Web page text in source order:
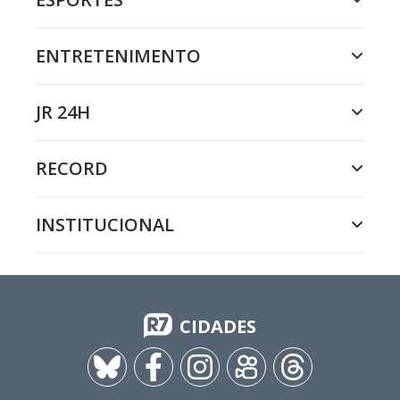
ENTRETENIMENTO
JR 24H
RECORD
INSTITUCIONAL
CIDADES